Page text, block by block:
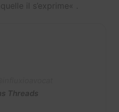
il s’exprime« .
Threads